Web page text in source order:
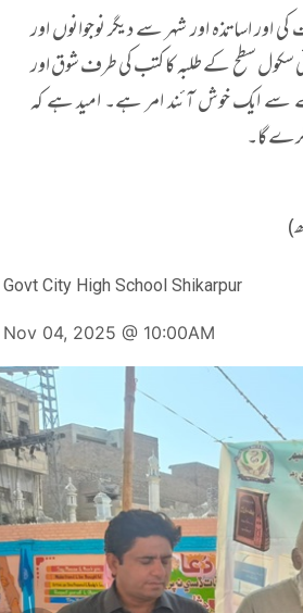
اساتذہ اور شہر سے دیگر نوجوانوں اور
سطح کے طلبہ کا کتب کی طرف شوق اور
سے ایک خوش آئند امر ہے۔ امید ہے کہ
کرے گا۔
)
Govt City High School Shikarpur
Nov 04, 2025 @ 10:00AM